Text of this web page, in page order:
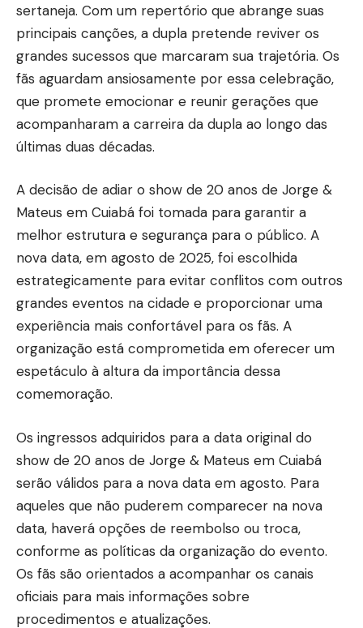
sertaneja. Com um repertório que abrange suas
principais canções, a dupla pretende reviver os
grandes sucessos que marcaram sua trajetória. Os
fãs aguardam ansiosamente por essa celebração,
que promete emocionar e reunir gerações que
acompanharam a carreira da dupla ao longo das
últimas duas décadas.
A decisão de adiar o show de 20 anos de Jorge &
Mateus em Cuiabá foi tomada para garantir a
melhor estrutura e segurança para o público. A
nova data, em agosto de 2025, foi escolhida
estrategicamente para evitar conflitos com outros
grandes eventos na cidade e proporcionar uma
experiência mais confortável para os fãs. A
organização está comprometida em oferecer um
espetáculo à altura da importância dessa
comemoração.
Os ingressos adquiridos para a data original do
show de 20 anos de Jorge & Mateus em Cuiabá
serão válidos para a nova data em agosto. Para
aqueles que não puderem comparecer na nova
data, haverá opções de reembolso ou troca,
conforme as políticas da organização do evento.
Os fãs são orientados a acompanhar os canais
oficiais para mais informações sobre
procedimentos e atualizações.